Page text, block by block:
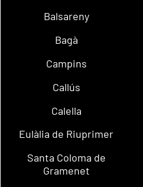
Balsareny
Bagà
Campins
Callús
Calella
Eulàlia de Riuprimer
Santa Coloma de
Gramenet